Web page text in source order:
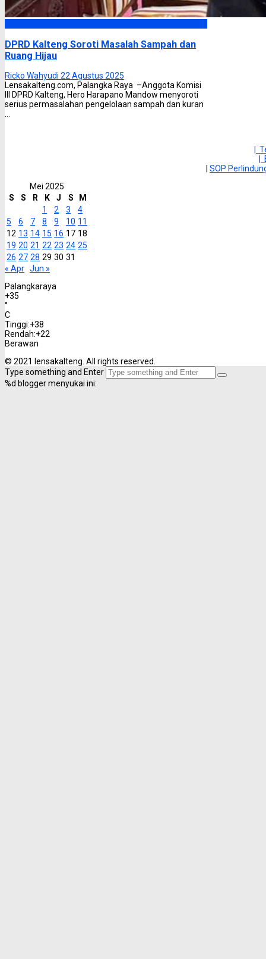
DPRD Kalteng Soroti Masalah Sampah dan
Ruang Hijau
Ricko Wahyudi 22 Agustus 2025
Lensakalteng.com, Palangka Raya –Anggota Komisi
III DPRD Kalteng, Hero Harapano Mandow menyoroti
serius permasalahan pengelolaan sampah dan kuran
|
SOP
Mei 2025
S
S R K J S
M
1
2 3
4
5
6 7 8 9 10 11
12 13 14 15 16 17 18
19 20 21 22 23 24 25
26 27 28 29 30 31
« Apr Jun »
Palangkaraya
+35
°
C
Tinggi:+38
Rendah:+22
Berawan
© 2021 lensakalteng. All rights reserved.
Type something and Enter
%d blogger menyukai ini: